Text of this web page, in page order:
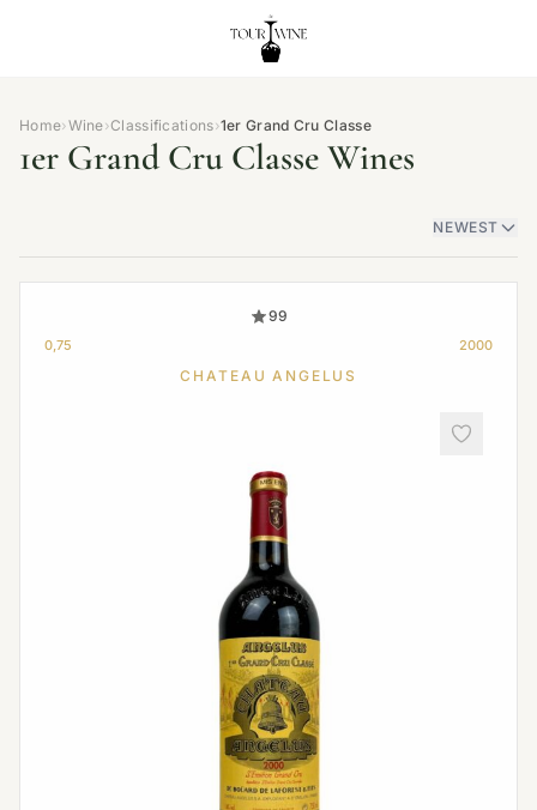
Home›Wine›Classifications›1er Grand Cru Classe
1er Grand Cru Classe Wines
NEWEST
99
0,75 2000
CHATEAU ANGELUS